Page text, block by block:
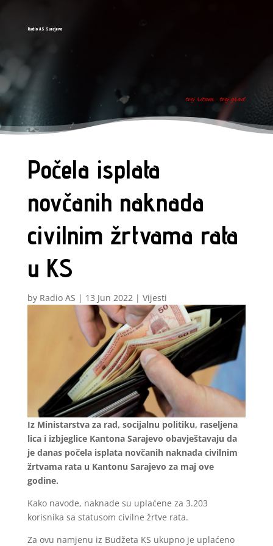
Radio AS Sarajevo
tvoj ritam - tvoj grad
Počela isplata
novčanih naknada
civilnim žrtvama rata
u KS
by Radio AS | 13 Jun 2022 | Vijesti
Iz Ministarstva za rad, socijalnu politiku, raseljena
lica i izbjeglice Kantona Sarajevo obavještavaju da
je danas počela isplata novčanih naknada civilnim
žrtvama rata u Kantonu Sarajevo za maj ove
godine.
Kako navode, naknade su uplaćene za 3.203
korisnika sa statusom civilne žrtve rata.
Za ovu namjenu iz Budžeta KS ukupno je uplaćeno